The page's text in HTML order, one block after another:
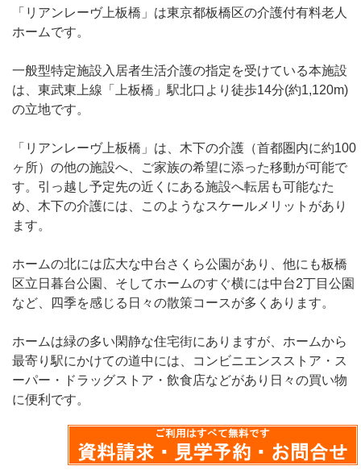
「リアンレーヴ上板橋」は東京都板橋区の介護付有料老人
ホームです。
一般型特定施設入居者生活介護の指定を受けている本施設
は、東武東上線「上板橋」駅北口より徒歩14分(約1,120m)
の立地です。
「リアンレーヴ上板橋」は、木下の介護（首都圏内に約100
ヶ所）の他の施設へ、ご家族の希望に添った移動が可能で
す。引っ越し予定先の近くにある施設へ転居も可能なた
め、木下の介護には、このようなスケールメリットがあり
ます。
ホームの北には広大な中台さくら公園 があり、他にも板橋
区立日暮台公園
、そしてホームのすぐ横には中台2丁目公園
など、四季を感じる日々の散策コースが多くあります。
ホームは緑の多い閑静な住宅街にありますが、ホームから
最寄り駅にかけての道中には、コンビニエンスストア・ス
ーパー・ドラッグストア・飲食店などがあり日々の買い物
に便利です。